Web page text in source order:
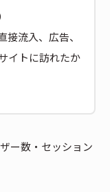
流入、広告、
イトに訪れたか
ー数・セッション